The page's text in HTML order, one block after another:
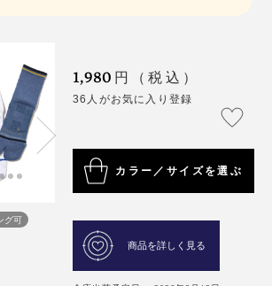
グ可
1,980 円（税込）
36人がお気に入り登録
カラー／サイズを選ぶ
商品を詳しく見る